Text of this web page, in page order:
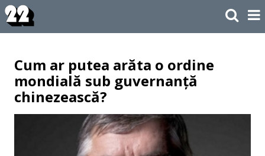
Cum ar putea arăta o ordine
mondială sub guvernanță
chinezească?